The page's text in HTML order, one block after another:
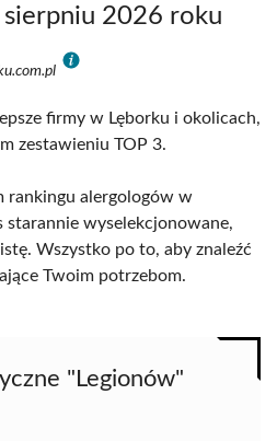
sierpniu 2026 roku
firmy w Lęborku i okolicach,
zestawieniu TOP 3.
rankingu alergologów w
starannie wyselekcjonowane,
Wszystko po to, aby znaleźć
Twoim potrzebom.
"Legionów"